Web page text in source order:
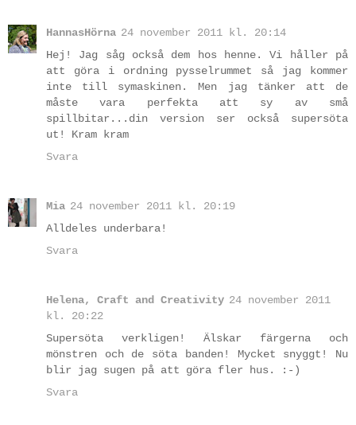
HannasHörna 24 november 2011 kl. 20:14
Hej! Jag såg också dem hos henne. Vi håller på
att göra i ordning pysselrummet så jag kommer
inte till symaskinen. Men jag tänker att de
måste vara perfekta att sy av små
spillbitar...din version ser också supersöta
ut! Kram kram
Svara
Mia 24 november 2011 kl. 20:19
Alldeles underbara!
Svara
Helena, Craft and Creativity 24 november 2011
kl. 20:22
Supersöta verkligen! Älskar färgerna och
mönstren och de söta banden! Mycket snyggt! Nu
blir jag sugen på att göra fler hus. :-)
Svara